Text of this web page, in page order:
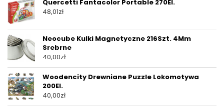
Quercetti Fantacolor Portable 270El.
48,01zł
Neocube Kulki Magnetyczne 216Szt. 4Mm
Srebrne
40,00zł
Woodencity Drewniane Puzzle Lokomotywa
200El.
40,00zł